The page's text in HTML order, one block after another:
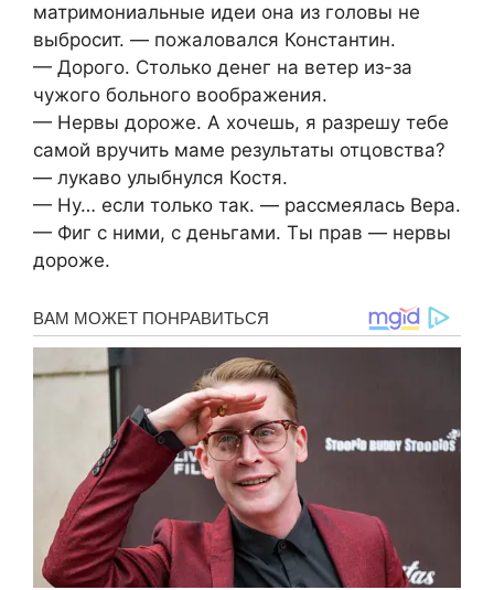
матримониальные идеи она из головы не
выбросит. — пожаловался Константин.
— Дорого. Столько денег на ветер из-за
чужого больного воображения.
— Нервы дороже. А хочешь, я разрешу тебе
самой вручить маме результаты отцовства?
— лукаво улыбнулся Костя.
— Ну… если только так. — рассмеялась Вера.
— Фиг с ними, с деньгами. Ты прав — нервы
дороже.